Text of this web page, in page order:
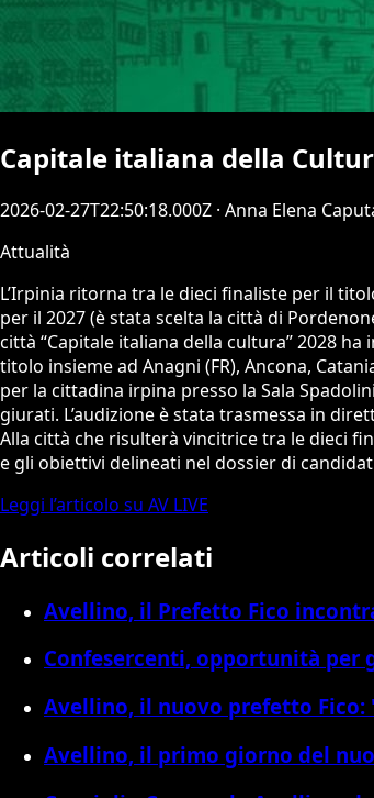
Capitale italiana della
2026-02-27T22:50:18.000Z · Anna Elena
Attualità
L’Irpinia ritorna tra le dieci finaliste per il
per il 2027 (è stata scelta la città di
città “Capitale italiana della cultura” 2028
titolo insieme ad Anagni (FR), Ancona,
per la cittadina irpina presso la Sala
giurati. L’audizione è stata trasmessa in
Alla città che risulterà vincitrice tra le dieci
e gli obiettivi delineati nel dossier di
Leggi l’articolo su AV LIVE
Articoli correlati
Avellino, il Prefetto Fico
Confesercenti, opportunità per
Avellino, il nuovo prefetto
Avellino, il primo giorno del